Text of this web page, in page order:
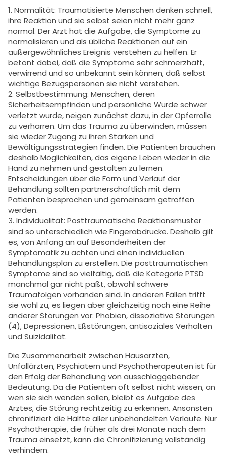
1. Normalität: Traumatisierte Menschen denken schnell,
ihre Reaktion und sie selbst seien nicht mehr ganz
normal. Der Arzt hat die Aufgabe, die Symptome zu
normalisieren und als übliche Reaktionen auf ein
außergewöhnliches Ereignis verstehen zu helfen. Er
betont dabei, daß die Symptome sehr schmerzhaft,
verwirrend und so unbekannt sein können, daß selbst
wichtige Bezugspersonen sie nicht verstehen.
2. Selbstbestimmung: Menschen, deren
Sicherheitsempfinden und persönliche Würde schwer
verletzt wurde, neigen zunächst dazu, in der Opferrolle
zu verharren. Um das Trauma zu überwinden, müssen
sie wieder Zugang zu ihren Stärken und
Bewältigungsstrategien finden. Die Patienten brauchen
deshalb Möglichkeiten, das eigene Leben wieder in die
Hand zu nehmen und gestalten zu lernen.
Entscheidungen über die Form und Verlauf der
Behandlung sollten partnerschaftlich mit dem
Patienten besprochen und gemeinsam getroffen
werden.
3. Individualität: Posttraumatische Reaktionsmuster
sind so unterschiedlich wie Fingerabdrücke. Deshalb gilt
es, von Anfang an auf Besonderheiten der
Symptomatik zu achten und einen individuellen
Behandlungsplan zu erstellen. Die posttraumatischen
Symptome sind so vielfältig, daß die Kategorie PTSD
manchmal gar nicht paßt, obwohl schwere
Traumafolgen vorhanden sind. In anderen Fällen trifft
sie wohl zu, es liegen aber gleichzeitig noch eine Reihe
anderer Störungen vor: Phobien, dissoziative Störungen
(4), Depressionen, Eßstörungen, antisoziales Verhalten
und Suizidalität.
Die Zusammenarbeit zwischen Hausärzten,
Unfallärzten, Psychiatern und Psychotherapeuten ist für
den Erfolg der Behandlung von ausschlaggebender
Bedeutung. Da die Patienten oft selbst nicht wissen, an
wen sie sich wenden sollen, bleibt es Aufgabe des
Arztes, die Störung rechtzeitig zu erkennen. Ansonsten
chronifiziert die Hälfte aller unbehandelten Verläufe. Nur
Psychotherapie, die früher als drei Monate nach dem
Trauma einsetzt, kann die Chronifizierung vollständig
verhindern.